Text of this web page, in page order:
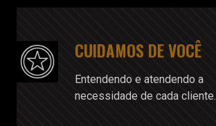
CUIDAMOS DE VOCÊ
Entendendo e atendendo a
necessidade de cada cliente.